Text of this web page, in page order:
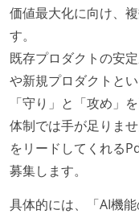
価値最大化に向け、
す。
既存プロダクトの安
や新規プロダクトと
「守り」と「攻め」
体制では手が足りま
をリードしてくれる
募集します。
具体的には、「AI機